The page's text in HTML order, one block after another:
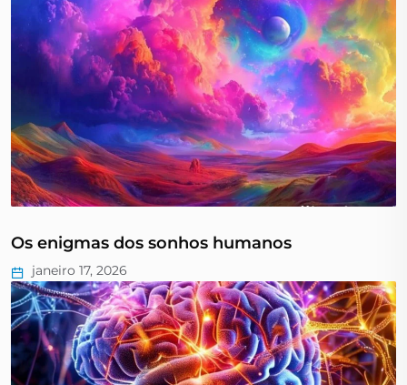
Os enigmas dos sonhos humanos
janeiro 17, 2026